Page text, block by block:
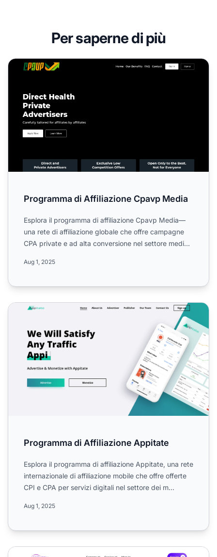
Per saperne di più
Programma di Affiliazione Cpavp Media
Programma di Affiliazione Cpavp Media
Esplora il programma di affiliazione Cpavp Media—
una rete di affiliazione globale che offre campagne
CPA private e ad alta conversione nel settore media
Aug 1, 2025
Programma di Affiliazione Appitate
Programma di Affiliazione Appitate
Esplora il programma di affiliazione Appitate, una rete
internazionale di affiliazione mobile che offre offerte
CPI e CPA per servizi digitali nel settore dei m...
Aug 1, 2025
Programma di affiliazione AppTMedia